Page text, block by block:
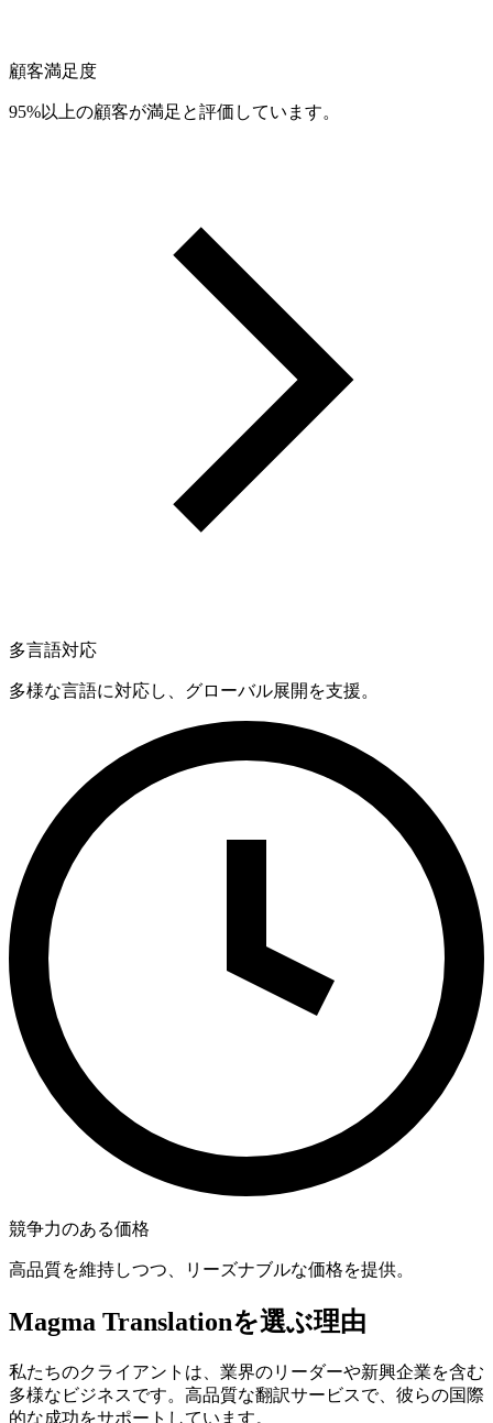
顧客満足度
95%以上の顧客が満足と評価しています。
多言語対応
多様な言語に対応し、グローバル展開を支援。
競争力のある価格
高品質を維持しつつ、リーズナブルな価格を提供。
Magma Translationを選ぶ理由
私たちのクライアントは、業界のリーダーや新興企業を含む
多様なビジネスです。高品質な翻訳サービスで、彼らの国際
的な成功をサポートしています。